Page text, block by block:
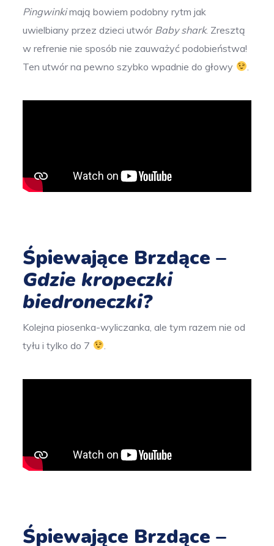
Pingwinkimają bowiem podobny rytm jak
uwielbiany przez dzieci utwór Baby shark. Zresztą
w refrenie nie sposób nie zauważyć podobieństwa!
Ten utwór na pewno szybko wpadnie do głowy
Śpiewające Brzdące –
Gdzie kropeczki
biedroneczki?
Kolejna piosenka-wyliczanka, ale tym razem nie od
tyłu i tylko do 7
Śpiewające Brzdące –